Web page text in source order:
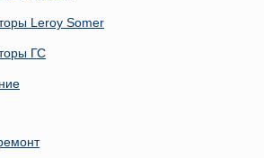
Leroy Somer
ГС